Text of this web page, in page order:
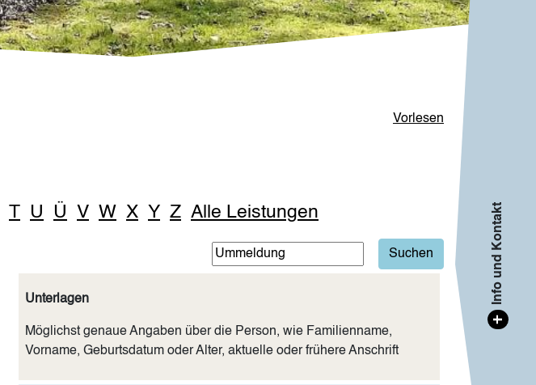
Vorlesen
T U Ü V W X Y Z Alle Leistungen
Unterlagen
Möglichst genaue Angaben über die Person, wie Familienname,
Vorname, Geburtsdatum oder Alter, aktuelle oder frühere Anschrift
+
Info und Kontakt